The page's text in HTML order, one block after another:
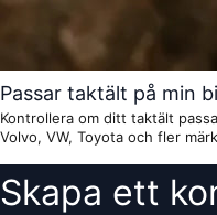
Passar taktält på min
Kontrollera om ditt taktält
Volvo, VW, Toyota och fler
Skapa ett